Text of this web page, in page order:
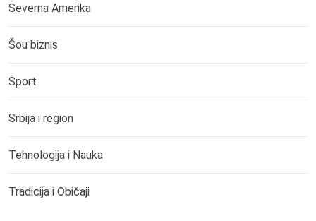
Severna Amerika
Šou biznis
Sport
Srbija i region
Tehnologija i Nauka
Tradicija i Običaji